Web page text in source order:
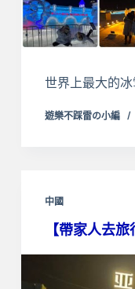
世界上最大的冰
遊樂不踩雷の小編
中國
【帶家人去旅